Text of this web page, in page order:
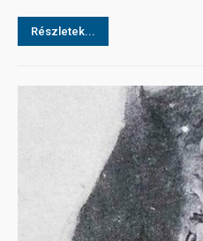
Részletek...